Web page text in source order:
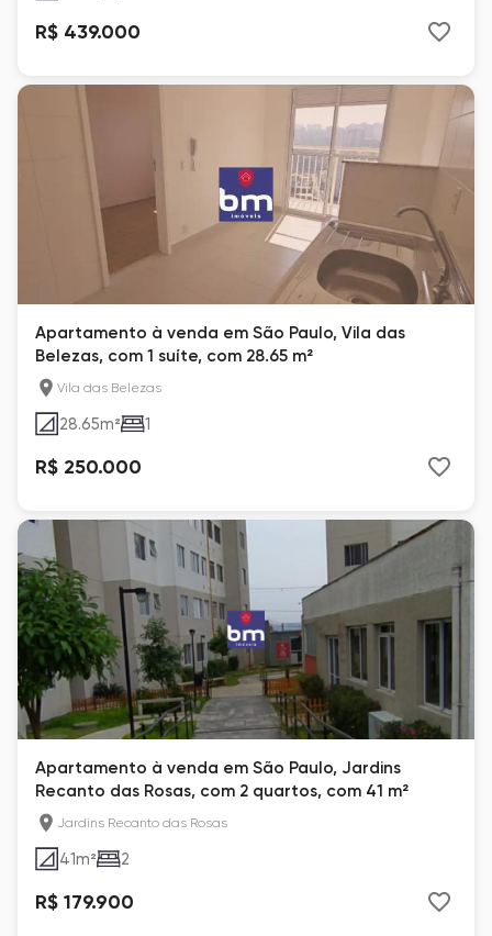
R$ 439.000
Apartamento à venda em São Paulo, Vila das
Belezas, com 1 suíte, com 28.65 m²
Vila das Belezas
28.65m² 1
R$ 250.000
Apartamento à venda em São Paulo, Jardins
Recanto das Rosas, com 2 quartos, com 41 m²
Jardins Recanto das Rosas
41m² 2
R$ 179.900